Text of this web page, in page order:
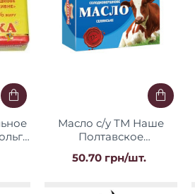
Масло с/у ТМ Наше
Полтавское
"Крестьянское" 73% ТМ
Поляна вкуса 180 гр
50.70 грн/шт.